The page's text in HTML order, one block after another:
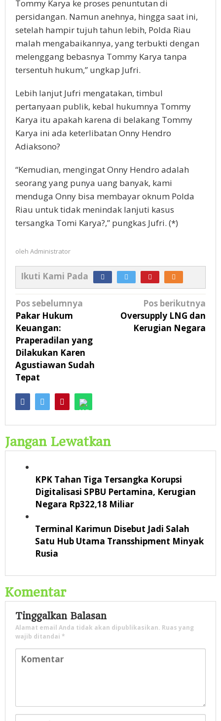
Tommy Karya ke proses penuntutan di
persidangan. Namun anehnya, hingga saat ini,
setelah hampir tujuh tahun lebih, Polda Riau
malah mengabaikannya, yang terbukti dengan
melenggang bebasnya Tommy Karya tanpa
tersentuh hukum,” ungkap Jufri.
Lebih lanjut Jufri mengatakan, timbul
pertanyaan publik, kebal hukumnya Tommy
Karya itu apakah karena di belakang Tommy
Karya ini ada keterlibatan Onny Hendro
Adiaksono?
“Kemudian, mengingat Onny Hendro adalah
seorang yang punya uang banyak, kami
menduga Onny bisa membayar oknum Polda
Riau untuk tidak menindak lanjuti kasus
tersangka Tomi Karya?,” pungkas Jufri. (*)
oleh Administrator
Ikuti Kami Pada
Navigasi
pos
Pos sebelumnya
Pakar Hukum
Keuangan:
Praperadilan yang
Dilakukan Karen
Agustiawan Sudah
Tepat
Pos berikutnya
Oversupply LNG dan
Kerugian Negara
Jangan Lewatkan
KPK Tahan Tiga Tersangka Korupsi
Digitalisasi SPBU Pertamina, Kerugian
Negara Rp322,18 Miliar
Terminal Karimun Disebut Jadi Salah
Satu Hub Utama Transshipment Minyak
Rusia
Komentar
Tinggalkan Balasan
Alamat email Anda tidak akan dipublikasikan. Ruas yang
wajib ditandai *